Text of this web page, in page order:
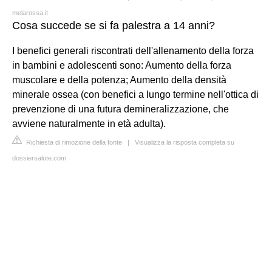
melarossa.it
Cosa succede se si fa palestra a 14 anni?
I benefici generali riscontrati dell'allenamento della forza
in bambini e adolescenti sono: Aumento della forza
muscolare e della potenza; Aumento della densità
minerale ossea (con benefici a lungo termine nell'ottica di
prevenzione di una futura demineralizzazione, che
avviene naturalmente in età adulta).
Richiesta di rimozione della fonte | Visualizza la risposta completa su
dossiersalute.com